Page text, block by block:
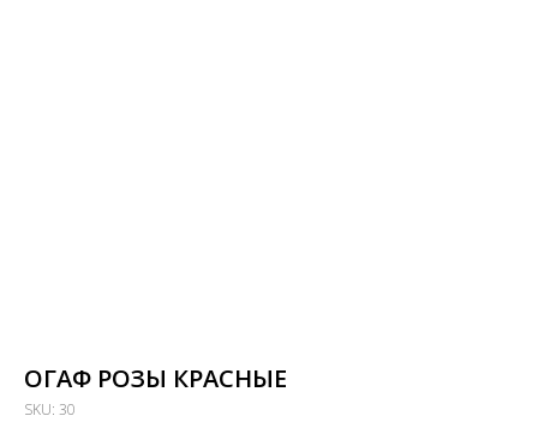
ОГАФ РОЗЫ КРАСНЫЕ
SKU: 30